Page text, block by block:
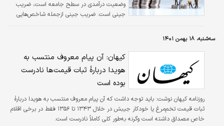
وضعیت درآمدی در سطح جامعه است، ضریب
جینی است. ضریب جینی ازجمله شاخص‌هایی
درآمد‌ها در جامعه است و هر چه به یک نزدیک‌تر
باشد، نشان‌دهنده آن است که شکاف درآمدی در
جامعه تشدید شده است. به عبارت بهتر، اگر همه
افراد جامعه به یک اندازه درآمد داشته باشند،
ضریب جینی معادل صفر و اگر تمام درآمد‌ها تنها
به یک نفر برسد، ضریب جینی یک…
سه‌شنبه، ۱۸ بهمن ۱۴۰۱
کیهان: آن پیام معروف منتسب به
هویدا دربارۀ ثبات قیمت‌ها نادرست
بوده است
روزنامه کیهان نوشت: باید توجه داشت که آن پیام معروف منتسب به هویدا دربارۀ
ثبات قیمت تخم‌مرغ یا خودکار جیبش در خلال ۱۳۴۳ تا ۱۳۵۶ فقط در برخی اقلام
خاص مصداق داشته است وگرنه به‌طور کلی کاملاً نادرست است.